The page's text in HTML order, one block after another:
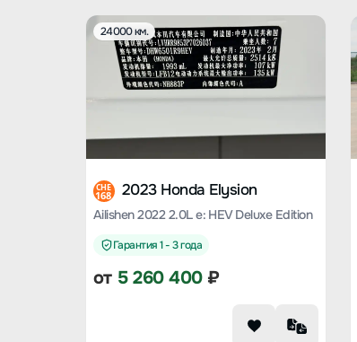
24000 км.
CHE
168 2023 Honda Elysion
Ailishen 2022 2.0L e: HEV Deluxe Edition
Гарантия 1 - 3 года
от 5 260 400₽